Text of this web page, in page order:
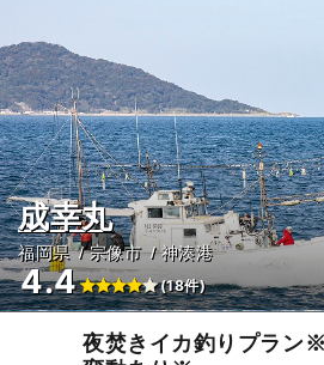
成幸丸
福岡県 宗像市 神湊港
4.4 (18件)
夜焚きイカ釣りプラン